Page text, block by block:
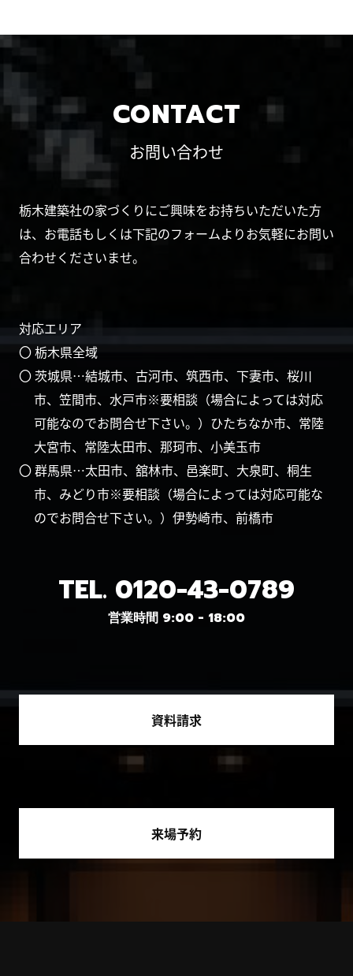
CONTACT
お問い合わせ
栃木建築社の家づくりにご興味をお持ちいただいた方
は、お電話もしくは下記のフォームよりお気軽にお問い
合わせくださいませ。
対応エリア
〇 栃木県全域
〇 茨城県…結城市、古河市、筑西市、下妻市、桜川
市、笠間市、水戸市※要相談（場合によっては対応
可能なのでお問合せ下さい。）ひたちなか市、常陸
大宮市、常陸太田市、那珂市、小美玉市
〇 群馬県…太田市、舘林市、邑楽町、大泉町、桐生
市、みどり市※要相談（場合によっては対応可能な
のでお問合せ下さい。）伊勢崎市、前橋市
TEL. 0120-43-0789
営業時間 9:00 - 18:00
資料請求
来場予約